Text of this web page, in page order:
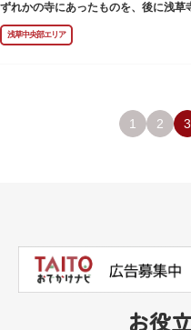
ずれかの寺にあったものを、後に浅草
現在は、五重塔北側の絵馬堂内に保管
なっていますが、不定期で行われる「
浅草中央部エリア
1 2 3
お役